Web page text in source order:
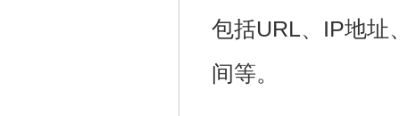
包括URL、IP地址
间等。